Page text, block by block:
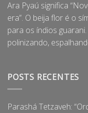
Ara Pyaú significa
era”. O beija flor é o
para os índios
polinizando,
POSTS RECENTES
Parashá Tetzaveh: